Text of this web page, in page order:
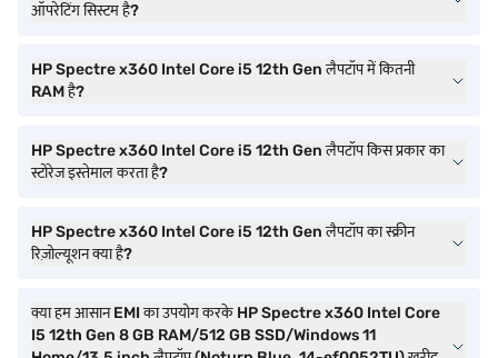
ऑपरेटिंग सिस्टम है?
HP Spectre x360 Intel Core i5 12th Gen लैपटॉप में कितनी
RAM है?
HP Spectre x360 Intel Core i5 12th Gen लैपटॉप किस प्रकार का
स्टोरेज इस्तेमाल करता है?
HP Spectre x360 Intel Core i5 12th Gen लैपटॉप का स्क्रीन
रिज़ोल्यूशन क्या है?
क्या हम आसान EMI का उपयोग करके HP Spectre x360 Intel Core
I5 12th Gen 8 GB RAM/512 GB SSD/Windows 11